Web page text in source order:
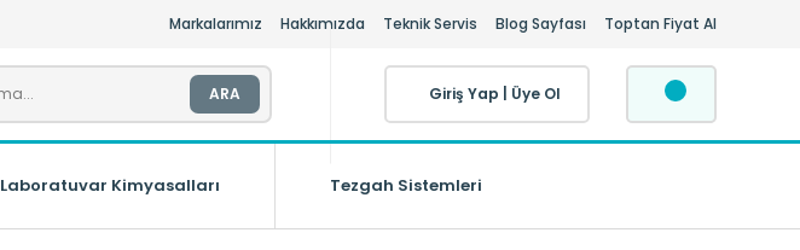
Markalarımız Hakkımızda Teknik Servis Blog Sayfası Toptan Fiyat Al
ARA Giriş Yap Üye Ol
Laboratuvar Kimyasalları Tezgah Sistemleri